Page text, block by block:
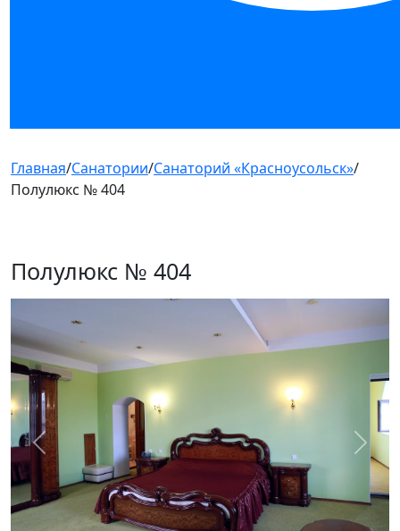
Главная/Санатории/Санаторий «Красноусольск»/
Полулюкс № 404
Полулюкс № 404
Предыдущий